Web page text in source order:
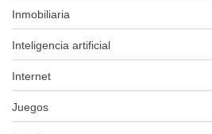
Inmobiliaria
Inteligencia artificial
Internet
Juegos